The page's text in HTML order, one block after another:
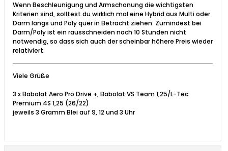
Wenn Beschleunigung und Armschonung die wichtigsten
Kriterien sind, solltest du wirklich mal eine Hybrid aus Multi oder
Darm längs und Poly quer in Betracht ziehen. Zumindest bei
Darm/Poly ist ein rausschneiden nach 10 Stunden nicht
notwendig, so dass sich auch der scheinbar höhere Preis wieder
relativiert.
Viele Grüße
3 x Babolat Aero Pro Drive +, Babolat VS Team 1,25/L-Tec
Premium 4S 1,25 (26/22)
jeweils 3 Gramm Blei auf 9, 12 und 3 Uhr